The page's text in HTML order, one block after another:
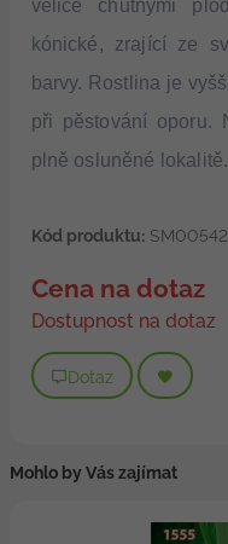
velice chutnými
kónické, zrající ze
barvy. Rostlina je
při pěstování oporu.
plně osluněné
Kód produktu:SM00542
Cena na dotaz
Dostupnost na dotaz
Dotaz
Mohlo by Vás zajímat